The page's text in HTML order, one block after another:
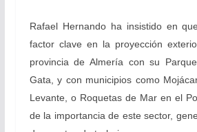
Rafael Hernando ha insistido en
factor clave en la proyección
provincia de Almería con su
Gata, y con municipios como
Levante, o Roquetas de Mar en el
de la importancia de este sector,